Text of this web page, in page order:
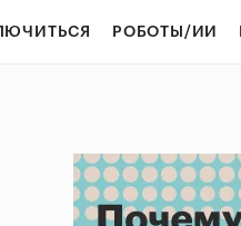
РОБОТЫ/ИИ